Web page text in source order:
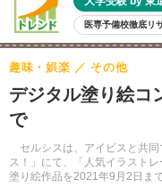
医専予備校徹底リ
親子で考える大学選び 高校
共通テスト 夏休み
8月開催イベント・WS 全国
自由研究教材（小学生向け）
デジタル塗り絵コ
で
セルシスは、アイビスと共同
ス！」にて、「人気イラスト
塗り絵作品を2021年9月2日ま
趣味・娯楽 その他